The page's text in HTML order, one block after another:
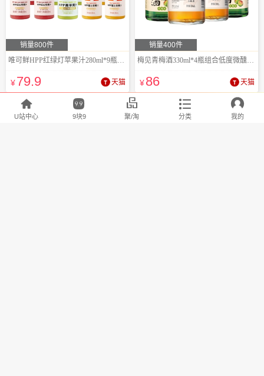
销量800件
唯可鲜HPP红绿灯苹果汁280ml*9瓶鲜榨
¥79.9 天猫
销量400件
梅见青梅酒330ml*4瓶组合低度微醺果酒
¥86 天猫

U站中心

9块9

聚/淘

分类

我的